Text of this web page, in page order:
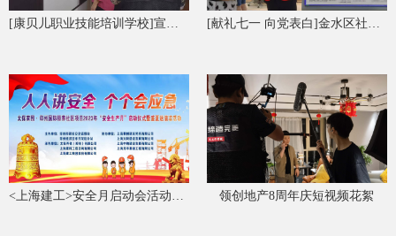
领创地产8周年庆短视频花絮